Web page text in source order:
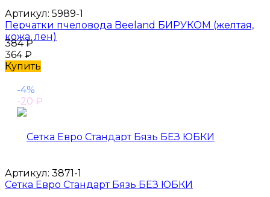
Артикул: 5989-1
Перчатки пчеловода Beeland БИРУКОМ (желтая,
кожа, лен)
384₽
364₽
Купить
-4%
-20 ₽
Артикул: 3871-1
Сетка Евро Стандарт Бязь БЕЗ ЮБКИ